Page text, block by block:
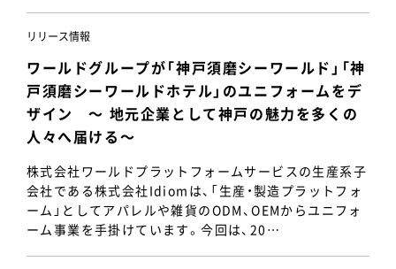
リリース情報
ワールドグループが「神戸須磨シーワールド」「神
戸須磨シーワールドホテル」のユニフォームをデ
ザイン ～ 地元企業として神戸の魅力を多くの
人々へ届ける～
株式会社ワールドプラットフォームサービスの生産系子
会社である株式会社Idiomは、「生産・製造プラットフォ
ーム」としてアパレルや雑貨のODM、OEMからユニフォ
ーム事業を手掛けています。今回は、20…